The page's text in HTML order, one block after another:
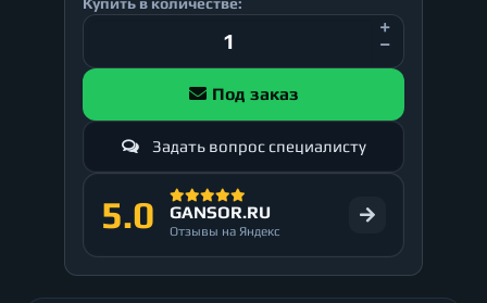
Под заказ
Задать вопрос специалисту
5.0 GANSOR.RU
Отзывы на Яндекс